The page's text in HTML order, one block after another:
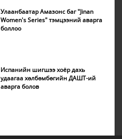
Улаанбаатар Амазонс баг "Jinan
Women's Series" тэмцээний аварга
боллоо
Испанийн шигшээ хоёр дахь
удаагаа хөлбөмбөгийн ДАШТ-ий
аварга болов